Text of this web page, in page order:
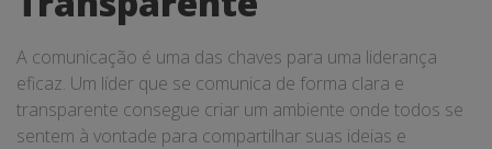
A comunicação é uma das chaves para uma liderança
eficaz. Um líder que se comunica de forma clara e
transparente consegue criar um ambiente onde todos se
sentem à vontade para compartilhar suas ideias e